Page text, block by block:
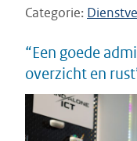
Categorie
“Een goede
overzicht en